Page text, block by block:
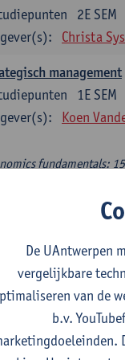
2E SEM
Christa Sys
management
1E SEM
Koen
fundamentals:
1E SEM
Sam Cosaert
en duurzaam
2E SEM
Luc Van
De UAntwerpen
vergelijkbare
van de
b.v.